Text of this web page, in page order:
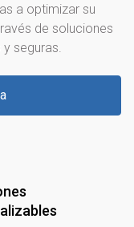
a optimizar su
de soluciones
seguras.